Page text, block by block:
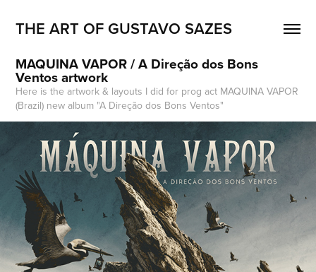
THE ART OF GUSTAVO SAZES
MAQUINA VAPOR / A Direção dos Bons
Ventos artwork
Here is the artwork & layouts I did for prog act MAQUINA VAPOR
(Brazil) new album "A Direção dos Bons Ventos"